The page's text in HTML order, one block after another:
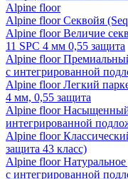
Alpine floor
Alpine floor Секвойя
Alpine floor Величие
11 SPC 4 мм 0,55 защита
Alpine floor
с интегрированной
Alpine floor Легкий
4 мм, 0,55 защита
Alpine floor
интегрированной
Alpine floor
защита 43 класс)
Alpine floor
с интегрированной